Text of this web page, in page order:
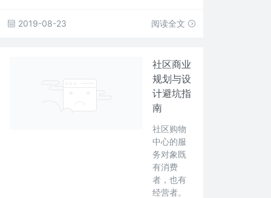
2019-08-23 阅读全文
社区商业
规划与设
计避坑指
南
社区购物
中心的服
务对象既
有消费
者，也有
经营者。